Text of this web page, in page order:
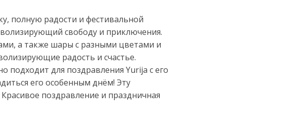
полную радости и фестивальной
свободу и приключения.
а также шары с разными цветами и
радость и счастье.
подходит для поздравления Yurija с его
его особенным днём! Эту
поздравление и праздничная